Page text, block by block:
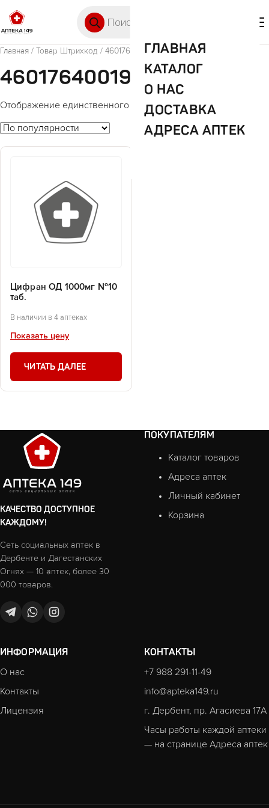
ГЛАВНАЯ
КАТАЛОГ
О НАС
ДОСТАВКА
АДРЕСА АПТЕК
Главная / Товар Штрихкод / 4601764001904
4601764001904
Отображение единственного товара
Цифран ОД 1000мг №10
таб.
В наличии в 4 аптеках
Показать цену
ЧИТАТЬ ДАЛЕЕ
КАЧЕСТВО ДОСТУПНОЕ
КАЖДОМУ!
Сеть социальных аптек в
Дербенте и Дагестанских
Огнях — 10 аптек, более 30
000 товаров.
ПОКУПАТЕЛЯМ
Каталог товаров
Адреса аптек
Личный кабинет
Корзина
ИНФОРМАЦИЯ
О нас
Контакты
Лицензия
КОНТАКТЫ
+7 988 291-11-49
info@apteka149.ru
г. Дербент, пр. Агасиева 17А
Часы работы каждой аптеки
— на странице Адреса аптек